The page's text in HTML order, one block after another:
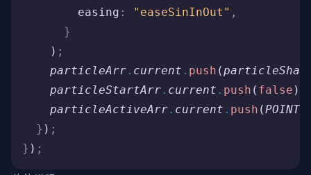
        easing
: "easeSinInOut" ,
      }
    )
;
    particleArr
. current . push (
    particleStartArr
. current . push ( false )
    particleActiveArr
. current . push (
  }
) ;
} ) ;